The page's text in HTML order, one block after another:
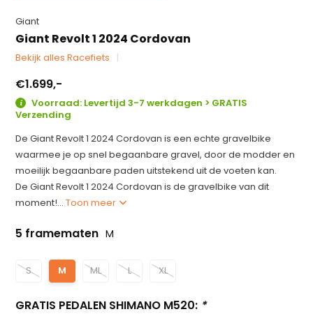
Giant
Giant Revolt 1 2024 Cordovan
Bekijk alles Racefiets
€1.699,-
Voorraad: Levertijd 3-7 werkdagen > GRATIS
Verzending
De Giant Revolt 1 2024 Cordovan is een echte gravelbike
waarmee je op snel begaanbare gravel, door de modder en
moeilijk begaanbare paden uitstekend uit de voeten kan.
De Giant Revolt 1 2024 Cordovan is de gravelbike van dit
moment!...Toon meer
5 framematen M
S M ML L XL
GRATIS PEDALEN SHIMANO M520: *